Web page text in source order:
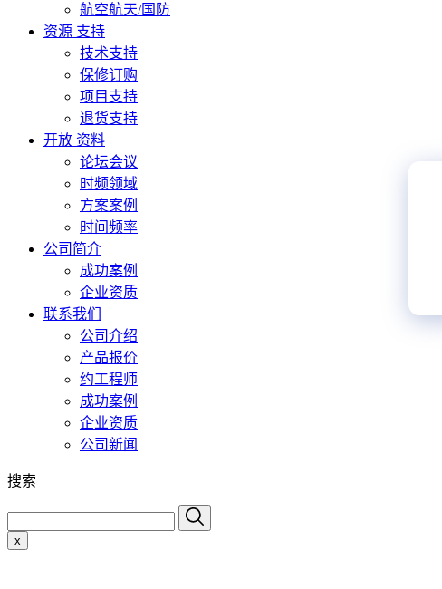
航空航天/国防
资源 支持
技术支持
保修订购
项目支持
退货支持
开放 资料
论坛会议
时频领域
方案案例
时间频率
公司简介
成功案例
企业资质
联系我们
公司介绍
产品报价
约工程师
成功案例
企业资质
公司新闻
搜索
x